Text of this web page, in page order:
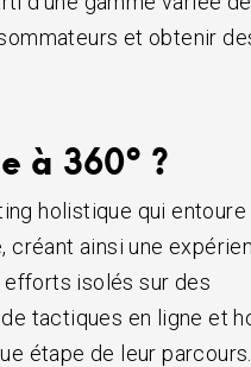
et obtenir
à 360° ?
holistique qui entoure
créant ainsi une
efforts isolés sur des
tactiques en ligne et
étape de leur parcours.